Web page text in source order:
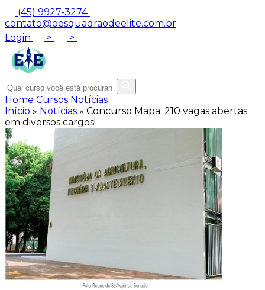
(45) 9927-3274
contato@oesquadraodeelite.com.br
Login
> >
Home Cursos Notícias
Início » Notícias » Concurso Mapa: 210 vagas abertas
em diversos cargos!